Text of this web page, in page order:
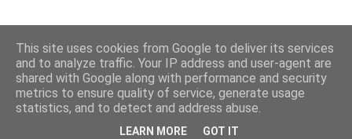
This site uses cookies from Google to deliver its services
and to analyze traffic. Your IP address and user-agent are
shared with Google along with performance and security
metrics to ensure quality of service, generate usage
statistics, and to detect and address abuse.
LEARN MORE GOT IT